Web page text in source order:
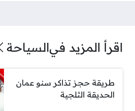
اقرأ المزيد فيالسياحة
طريقة حجز تذاكر سنو عمان
الحديقة الثلجية